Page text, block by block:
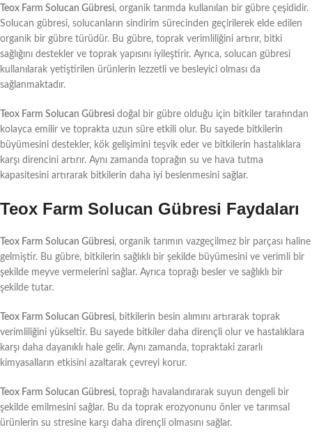
Teox Farm Solucan Gübresi, organik tarımda kullanılan bir gübre çeşididir.
Solucan gübresi, solucanların sindirim sürecinden geçirilerek elde edilen
organik bir gübre türüdür. Bu gübre, toprak verimliliğini artırır, bitki
sağlığını destekler ve toprak yapısını iyileştirir. Ayrıca, solucan gübresi
kullanılarak yetiştirilen ürünlerin lezzetli ve besleyici olması da
sağlanmaktadır.
Teox Farm Solucan Gübresi doğal bir gübre olduğu için bitkiler tarafından
kolayca emilir ve toprakta uzun süre etkili olur. Bu sayede bitkilerin
büyümesini destekler, kök gelişimini teşvik eder ve bitkilerin hastalıklara
karşı direncini artırır. Aynı zamanda toprağın su ve hava tutma
kapasitesini artırarak bitkilerin daha iyi beslenmesini sağlar.
Teox Farm Solucan Gübresi Faydaları
Teox Farm Solucan Gübresi, organik tarımın vazgeçilmez bir parçası haline
gelmiştir. Bu gübre, bitkilerin sağlıklı bir şekilde büyümesini ve verimli bir
şekilde meyve vermelerini sağlar. Ayrıca toprağı besler ve sağlıklı bir
şekilde tutar.
Teox Farm Solucan Gübresi, bitkilerin besin alımını artırarak toprak
verimliliğini yükseltir. Bu sayede bitkiler daha dirençli olur ve hastalıklara
karşı daha dayanıklı hale gelir. Aynı zamanda, topraktaki zararlı
kimyasalların etkisini azaltarak çevreyi korur.
Teox Farm Solucan Gübresi, toprağı havalandırarak suyun dengeli bir
şekilde emilmesini sağlar. Bu da toprak erozyonunu önler ve tarımsal
ürünlerin su stresine karşı daha dirençli olmasını sağlar.